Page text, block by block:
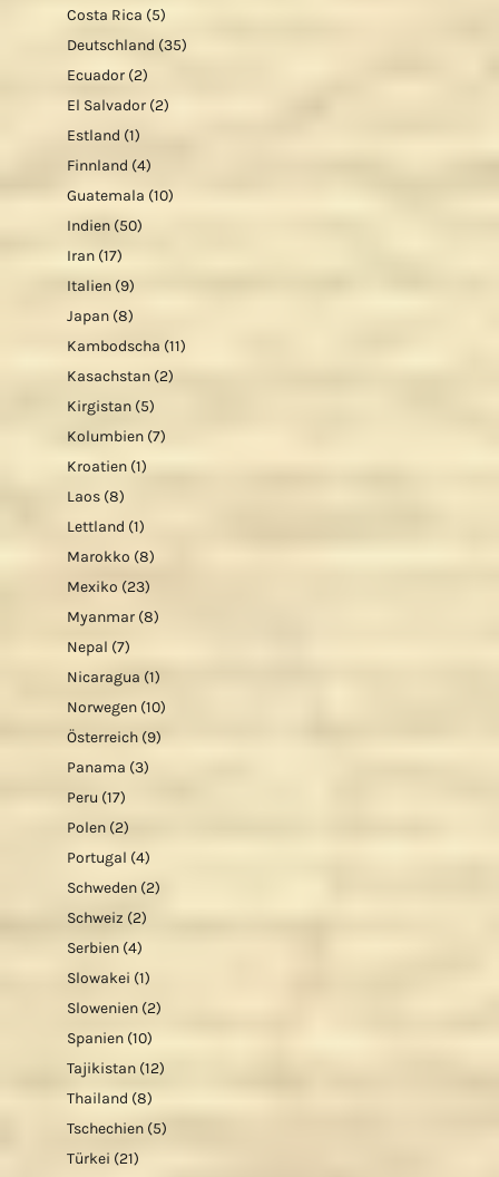
Costa Rica (5)
Deutschland (35)
Ecuador (2)
El Salvador (2)
Estland (1)
Finnland (4)
Guatemala (10)
Indien (50)
Iran (17)
Italien (9)
Japan (8)
Kambodscha (11)
Kasachstan (2)
Kirgistan (5)
Kolumbien (7)
Kroatien (1)
Laos (8)
Lettland (1)
Marokko (8)
Mexiko (23)
Myanmar (8)
Nepal (7)
Nicaragua (1)
Norwegen (10)
Österreich (9)
Panama (3)
Peru (17)
Polen (2)
Portugal (4)
Schweden (2)
Schweiz (2)
Serbien (4)
Slowakei (1)
Slowenien (2)
Spanien (10)
Tajikistan (12)
Thailand (8)
Tschechien (5)
Türkei (21)